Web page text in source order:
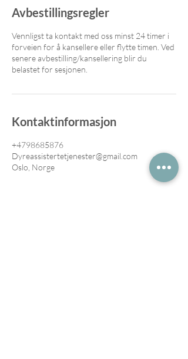
Avbestillingsregler
Vennligst ta kontakt med oss minst 24 timer i
forveien for å kansellere eller flytte timen. Ved
senere avbestilling/kansellering blir du
belastet for sesjonen.
Kontaktinformasjon
+4798685876
Dyreassistertetjenester@gmail.com
Oslo, Norge